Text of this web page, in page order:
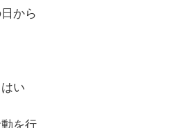
から
い
を行